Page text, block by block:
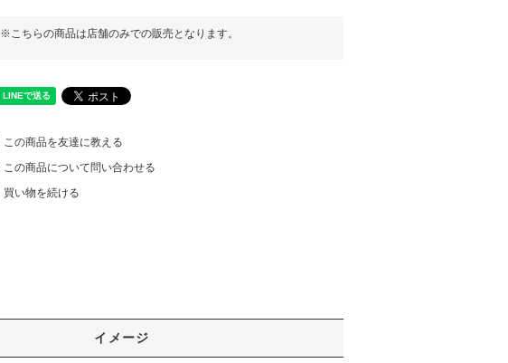
※こちらの商品は店舗のみでの販売となります。
この商品を友達に教える
この商品について問い合わせる
買い物を続ける
イメージ